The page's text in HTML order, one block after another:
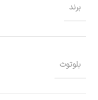
برند
بلوتوث